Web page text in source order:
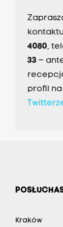
4080,
33–
profil na
Kraków